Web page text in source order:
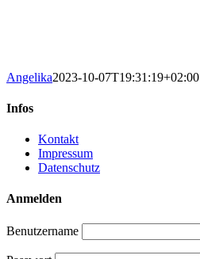
Angelika2023-10-07T19:31:19+02:00
Infos
Kontakt
Impressum
Datenschutz
Anmelden
Benutzername